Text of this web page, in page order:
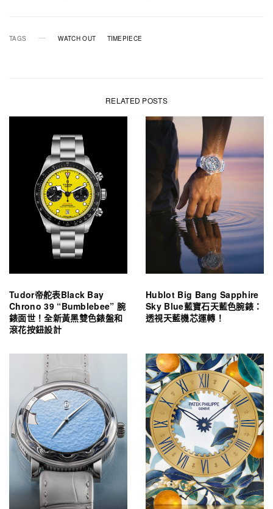
TAGS WATCH OUT TIMEPIECE
RELATED POSTS
Tudor帝舵表Black Bay
Chrono 39 “Bumblebee” 腕
錶面世！全新黃黑雙色錶盤和
滾花按鈕設計
Hublot Big Bang Sapphire
Sky Blue藍寶石天藍色腕錶：
透視天藍機芯運轉！